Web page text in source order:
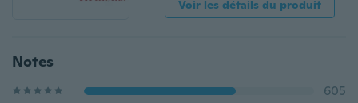
Voir les détails du produit
Notes
605